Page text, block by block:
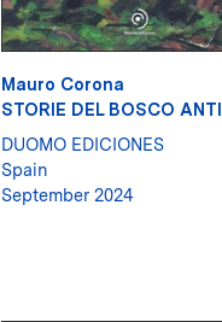
Mauro Corona
STORIE DEL BOSCO
DUOMO EDICIONES
Spain
September 2024